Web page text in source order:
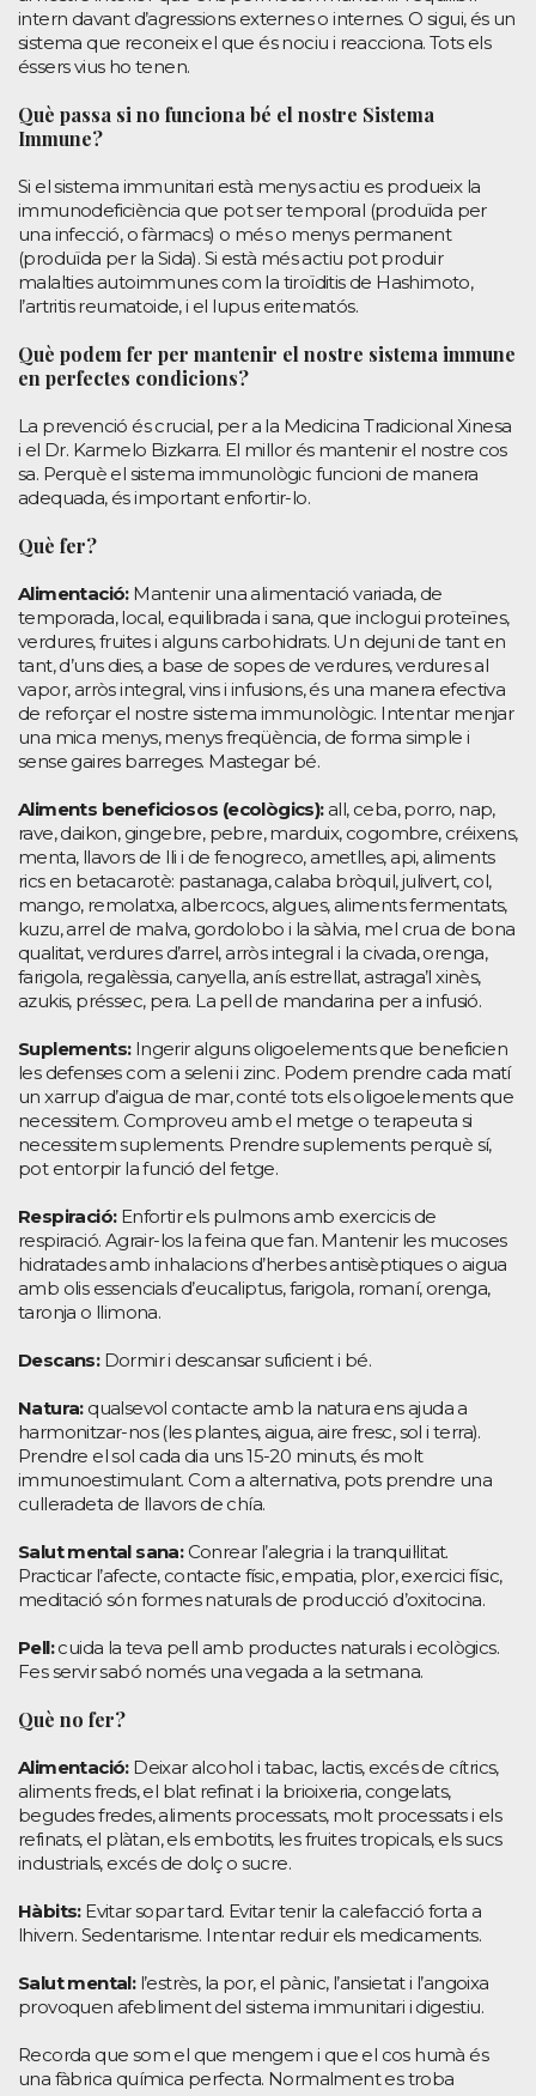
intern davant d’agressions externes o internes. O sigui, és un
sistema que reconeix el que és nociu i reacciona. Tots els
éssers vius ho tenen.
Què passa si no funciona bé el nostre Sistema
Immune?
Si el sistema immunitari està menys actiu es produeix la
immunodeficiència que pot ser temporal (produïda per
una infecció, o fàrmacs) o més o menys permanent
(produïda per la Sida). Si està més actiu pot produir
malalties autoimmunes com la tiroïditis de Hashimoto,
l’artritis reumatoide, i el lupus eritematós.
Què podem fer per mantenir el nostre sistema immune
en perfectes condicions?
La prevenció és crucial, per a la Medicina Tradicional Xinesa
i el Dr. Karmelo Bizkarra. El millor és mantenir el nostre cos
sa. Perquè el sistema immunològic funcioni de manera
adequada, és important enfortir-lo.
Què fer?
Alimentació: Mantenir una alimentació variada, de
temporada, local, equilibrada i sana, que inclogui proteïnes,
verdures, fruites i alguns carbohidrats. Un dejuni de tant en
tant, d’uns dies, a base de sopes de verdures, verdures al
vapor, arròs integral, vins i infusions, és una manera efectiva
de reforçar el nostre sistema immunològic. Intentar menjar
una mica menys, menys freqüència, de forma simple i
sense gaires barreges. Mastegar bé.
Aliments beneficiosos (ecològics): all, ceba, porro, nap,
rave, daikon, gingebre, pebre, marduix, cogombre, créixens,
menta, llavors de lli i de fenogreco, ametlles, api, aliments
rics en betacarotè: pastanaga, calaba bròquil, julivert, col,
mango, remolatxa, albercocs, algues, aliments fermentats,
kuzu, arrel de malva, gordolobo i la sàlvia, mel crua de bona
qualitat, verdures d’arrel, arròs integral i la civada, orenga,
farigola, regalèssia, canyella, anís estrellat, astraga’l xinès,
azukis, préssec, pera. La pell de mandarina per a infusió.
Suplements: Ingerir alguns oligoelements que beneficien
les defenses com a seleni i zinc. Podem prendre cada matí
un xarrup d’aigua de mar, conté tots els oligoelements que
necessitem. Comproveu amb el metge o terapeuta si
necessitem suplements. Prendre suplements perquè sí,
pot entorpir la funció del fetge.
Respiració: Enfortir els pulmons amb exercicis de
respiració. Agrair-los la feina que fan. Mantenir les mucoses
hidratades amb inhalacions d’herbes antisèptiques o aigua
amb olis essencials d’eucaliptus, farigola, romaní, orenga,
taronja o llimona.
Descans: Dormir i descansar suficient i bé.
Natura: qualsevol contacte amb la natura ens ajuda a
harmonitzar-nos (les plantes, aigua, aire fresc, sol i terra).
Prendre el sol cada dia uns 15-20 minuts, és molt
immunoestimulant. Com a alternativa, pots prendre una
culleradeta de llavors de chía.
Salut mental sana: Conrear l’alegria i la tranquil·litat.
Practicar l’afecte, contacte físic, empatia, plor, exercici físic,
meditació són formes naturals de producció d’oxitocina.
Pell:cuida la teva pell amb productes naturals i ecològics.
Fes servir sabó només una vegada a la setmana.
Què no fer?
Alimentació: Deixar alcohol i tabac, lactis, excés de cítrics,
aliments freds, el blat refinat i la brioixeria, congelats,
begudes fredes, aliments processats, molt processats i els
refinats, el plàtan, els embotits, les fruites tropicals, els sucs
industrials, excés de dolç o sucre.
Hàbits: Evitar sopar tard. Evitar tenir la calefacció forta a
lhivern. Sedentarisme. Intentar reduir els medicaments.
Salut mental: l’estrès, la por, el pànic, l’ansietat i l’angoixa
provoquen afebliment del sistema immunitari i digestiu.
Recorda que som el que mengem i que el cos humà és
una fàbrica química perfecta. Normalment es troba